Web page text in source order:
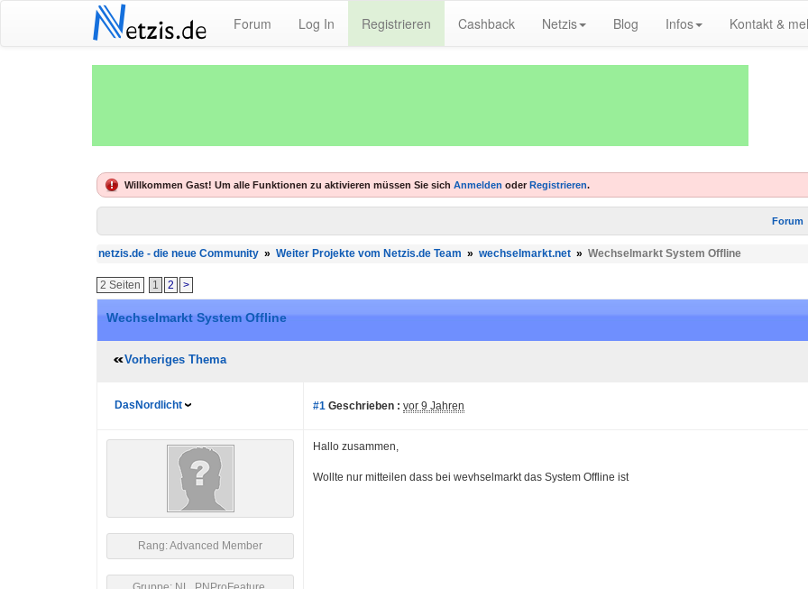
Netzis.de Forum Log In Registrieren Cashback Netzis Blog Infos Kontakt &
Willkommen Gast! Um alle Funktionen zu aktivieren müssen Sie sich Anmelden oder Registrieren.
Forum
netzis.de - die neue Community » Weiter Projekte vom Netzis.de Team » wechselmarkt.net » Wechselmarkt System Offline
2 Seiten 1 2 >
Wechselmarkt System Offline
Vorheriges Thema
DasNordlicht #1 Geschrieben : vor 9 Jahren
Rang: Advanced Member
Hallo zusammen,
Wollte nur mitteilen dass bei wevhselmarkt das System Offline ist